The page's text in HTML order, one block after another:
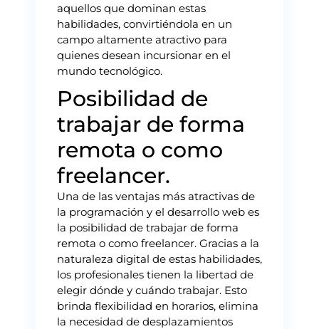
aquellos que dominan estas
habilidades, convirtiéndola en un
campo altamente atractivo para
quienes desean incursionar en el
mundo tecnológico.
Posibilidad de
trabajar de forma
remota o como
freelancer.
Una de las ventajas más atractivas de
la programación y el desarrollo web es
la posibilidad de trabajar de forma
remota o como freelancer. Gracias a la
naturaleza digital de estas habilidades,
los profesionales tienen la libertad de
elegir dónde y cuándo trabajar. Esto
brinda flexibilidad en horarios, elimina
la necesidad de desplazamientos